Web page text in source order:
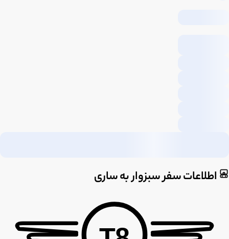
اطلاعات سفر سبزوار به ساری